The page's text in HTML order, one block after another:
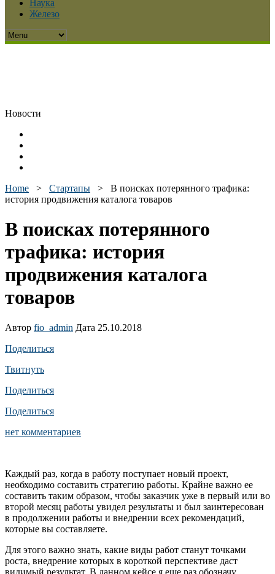
Наука
Железо
Новости
Home > Стартапы > В поисках потерянного трафика:
история продвижения каталога товаров
В поисках потерянного
трафика: история
продвижения каталога
товаров
Автор fio_admin Дата 25.10.2018
Поделиться
Твитнуть
Поделиться
Поделиться
нет комментариев
Каждый раз, когда в работу поступает новый проект,
необходимо составить стратегию работы. Крайне важно ее
составить таким образом, чтобы заказчик уже в первый или во
второй месяц работы увидел результаты и был заинтересован
в продолжении работы и внедрении всех рекомендаций,
которые вы составляете.
Для этого важно знать, какие виды работ станут точками
роста, внедрение которых в короткой перспективе даст
видимый результат. В данном кейсе я еще раз обозначу